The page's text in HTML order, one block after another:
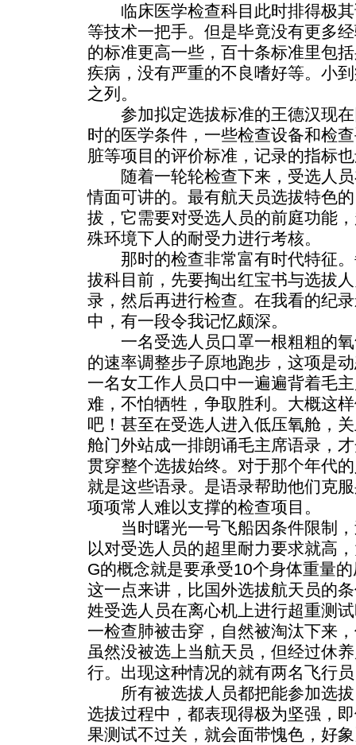
临床医学检查科目此时排得极其
等技术一把手。但是毕竟没有更多
的标准更高一些，百十条标准里包
疾病，没有严重的不良嗜好等。小
之列。
参加拟定选拔标准的王德汉现在
时的医学条件，一些检查设备和检
脏等项目的评价标准，记录的指标
随着一轮轮检查下来，受选人员
情面可讲的。最有航天员选拔特色
拔，它需要对受选人员的前庭功能
殊环境下人的耐受力进行考核。
那时的检查非常富有时代特征。
拔科目前，先要掏出红宝书与选拔
录，然后再进行检查。在我看的纪
中，有一段令我记忆颇深。
一名受选人员口罩一根粗粗的氧
的速率调整步子原地跑步，这项是
一名女工作人员口中一遍遍背着毛
难，不怕牺牲，争取胜利。大概这
吧！甚至在受选人进入低压氧舱，
舱门外站成一排朗诵毛主席语录，
贯穿整个选拔始终。对于那个年代
就是这些语录。是语录帮助他们克
项项常人难以支撑的检查项目。
当时曙光一号飞船因条件限制，
以对受选人员的超里耐力要求就高
G的概念就是要承受10个身体重量
这一点来讲，比国外选拔航天员的
姓受选人员在离心机上进行超重测
一检查肺被击穿，自然被淘汰下来
虽然没被选上当航天员，但经过休
行。出现这种情况的就有两名飞行
所有被选拔人员都把能参加选拔
选拔过程中，都表现得极为坚强，
果测试不过关，就会面带愧色，好